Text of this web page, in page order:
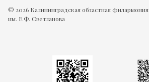
© 2026 Калининградская областная филармония
им. Е.Ф. Светланова